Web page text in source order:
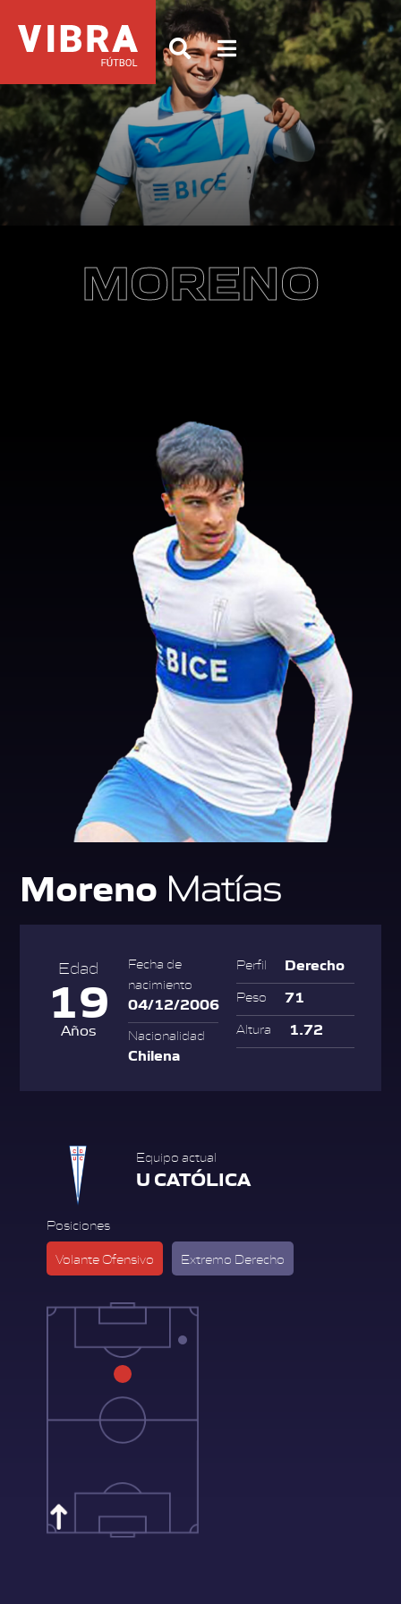
MORENO
Moreno Matías
Edad
19
Años
Fecha de
nacimiento
04/12/2006
Nacionalidad
Chilena
Perfil Derecho
Peso 71
Altura 1.72
Equipo actual
U CATÓLICA
Posiciones
Volante Ofensivo Extremo Derecho